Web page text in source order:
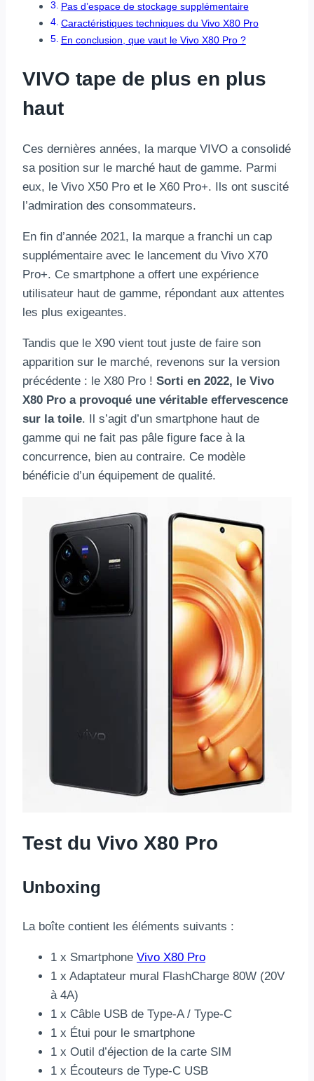
Pas d’espace de stockage supplémentaire
Caractéristiques techniques du Vivo X80 Pro
En conclusion, que vaut le Vivo X80 Pro ?
VIVO tape de plus en plus
haut
Ces dernières années, la marque VIVO a consolidé
sa position sur le marché haut de gamme. Parmi
eux, le Vivo X50 Pro et le X60 Pro+. Ils ont suscité
l’admiration des consommateurs.
En fin d’année 2021, la marque a franchi un cap
supplémentaire avec le lancement du Vivo X70
Pro+. Ce smartphone a offert une expérience
utilisateur haut de gamme, répondant aux attentes
les plus exigeantes.
Tandis que le X90 vient tout juste de faire son
apparition sur le marché, revenons sur la version
précédente : le X80 Pro ! Sorti en 2022, le Vivo
X80 Pro a provoqué une véritable effervescence
sur la toile. Il s’agit d’un smartphone haut de
gamme qui ne fait pas pâle figure face à la
concurrence, bien au contraire. Ce modèle
bénéficie d’un équipement de qualité.
Test du Vivo X80 Pro
Unboxing
La boîte contient les éléments suivants :
1 x Smartphone Vivo X80 Pro
1 x Adaptateur mural FlashCharge 80W (20V
à 4A)
1 x Câble USB de Type-A / Type-C
1 x Étui pour le smartphone
1 x Outil d’éjection de la carte SIM
1 x Écouteurs de Type-C USB